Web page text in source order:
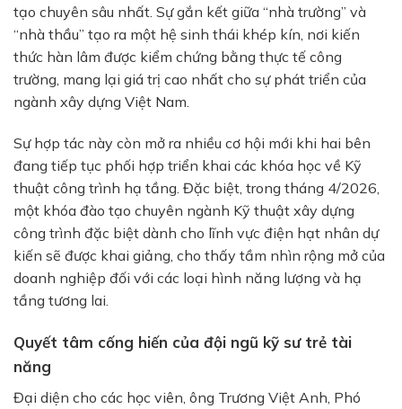
tạo chuyên sâu nhất. Sự gắn kết giữa “nhà trường” và
“nhà thầu” tạo ra một hệ sinh thái khép kín, nơi kiến
thức hàn lâm được kiểm chứng bằng thực tế công
trường, mang lại giá trị cao nhất cho sự phát triển của
ngành xây dựng Việt Nam.
Sự hợp tác này còn mở ra nhiều cơ hội mới khi hai bên
đang tiếp tục phối hợp triển khai các khóa học về Kỹ
thuật công trình hạ tầng. Đặc biệt, trong tháng 4/2026,
một khóa đào tạo chuyên ngành Kỹ thuật xây dựng
công trình đặc biệt dành cho lĩnh vực điện hạt nhân dự
kiến sẽ được khai giảng, cho thấy tầm nhìn rộng mở của
doanh nghiệp đối với các loại hình năng lượng và hạ
tầng tương lai.
Quyết tâm cống hiến của đội ngũ kỹ sư trẻ tài
năng
Đại diện cho các học viên, ông Trương Việt Anh, Phó